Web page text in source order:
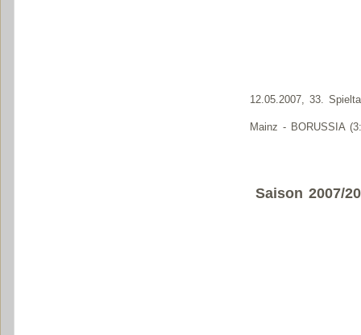
12.05.2007, 33.
Mainz - BORUSSIA
Saison 2007/